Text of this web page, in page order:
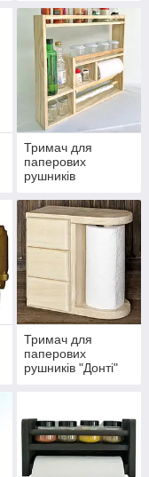
Тримач для
паперових
рушників
Тримач для
паперових
рушників "Донті"